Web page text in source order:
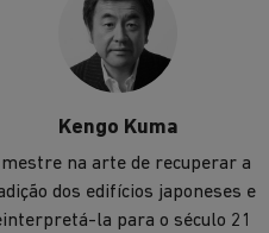
Kengo Kuma
mestre na arte de recuperar a
dos edifícios japoneses e
la para o século 21